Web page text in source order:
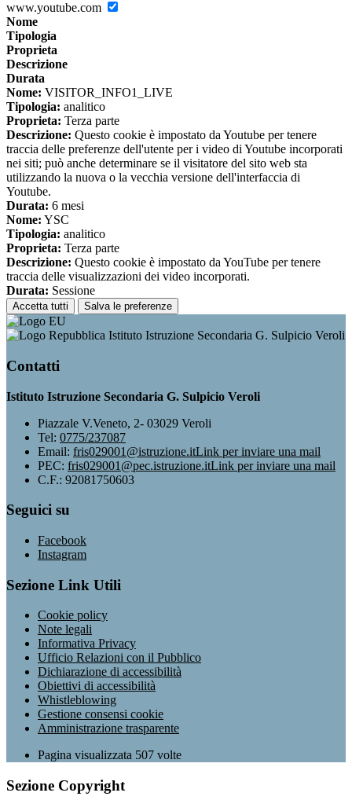
www.youtube.com
Nome
Tipologia
Proprieta
Descrizione
Durata
Nome: VISITOR_INFO1_LIVE
Tipologia: analitico
Proprieta: Terza parte
Descrizione: Questo cookie è impostato da Youtube per tenere
traccia delle preferenze dell'utente per i video di Youtube incorporati
nei siti; può anche determinare se il visitatore del sito web sta
utilizzando la nuova o la vecchia versione dell'interfaccia di
Youtube.
Durata: 6 mesi
Nome: YSC
Tipologia: analitico
Proprieta: Terza parte
Descrizione: Questo cookie è impostato da YouTube per tenere
traccia delle visualizzazioni dei video incorporati.
Durata: Sessione
Accetta tutti Salva le preferenze
Istituto Istruzione Secondaria G. Sulpicio Veroli
Contatti
Istituto Istruzione Secondaria G. Sulpicio Veroli
Piazzale V.Veneto, 2- 03029 Veroli
Tel: 0775/237087
Email: fris029001@istruzione.itLink per inviare una mail
PEC: fris029001@pec.istruzione.itLink per inviare una mail
C.F.: 92081750603
Seguici su
Facebook
Instagram
Sezione Link Utili
Cookie policy
Note legali
Informativa Privacy
Ufficio Relazioni con il Pubblico
Dichiarazione di accessibilità
Obiettivi di accessibilità
Whistleblowing
Gestione consensi cookie
Amministrazione trasparente
Pagina visualizzata 507 volte
Sezione Copyright